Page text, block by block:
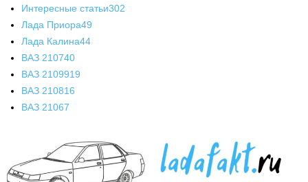
Интересные статьи302
Лада Приора49
Лада Калина44
ВАЗ 210740
ВАЗ 2109919
ВАЗ 210816
ВАЗ 21067